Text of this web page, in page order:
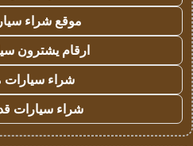
موقع شراء
ارقام يشترون
شراء
شراء سيارات